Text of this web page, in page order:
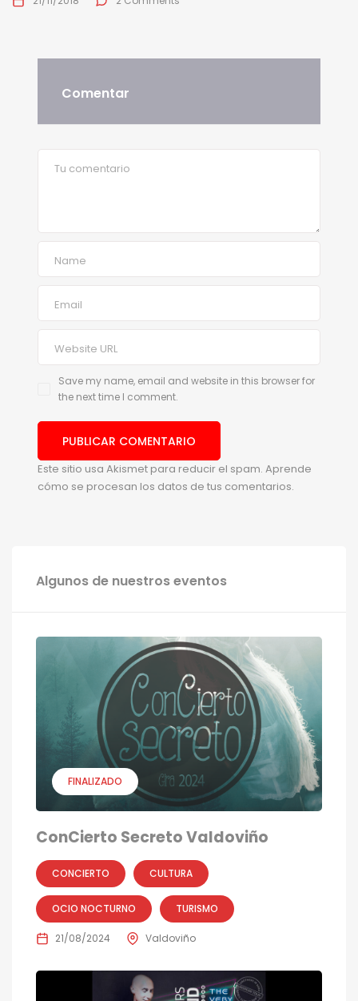
Comentar
Save my name, email and website in this browser for
the next time I comment.
Este sitio usa Akismet para reducir el spam. Aprende
cómo se procesan los datos de tus comentarios.
Algunos de nuestros eventos
FINALIZADO
ConCierto Secreto Valdoviño
CONCIERTO CULTURA
OCIO NOCTURNO TURISMO
21/08/2024 Valdoviño